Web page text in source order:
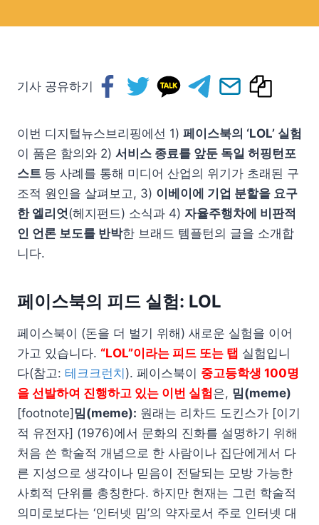
기사 공유하기
이번 디지털뉴스브리핑에선 1) 페이스북의 ‘LOL’ 실험
이 품은 함의와 2) 서비스 종료를 앞둔 독일 허핑턴포
스트 등 사례를 통해 미디어 산업의 위기가 초래된 구
조적 원인을 살펴보고, 3) 이베이에 기업 분할을 요구
한 엘리엇(헤지펀드) 소식과 4) 자율주행차에 비판적
인 언론 보도를 반박한 브래드 템플턴의 글을 소개합
니다.
페이스북의 피드 실험: LOL
페이스북이 (돈을 더 벌기 위해) 새로운 실험을 이어
가고 있습니다. “LOL”이라는 피드 또는 탭 실험입니
다(참고: 테크크런치 ). 페이스북이 중고등학생 100명
을 선발하여 진행하고 있는 이번 실험은, 밈(meme)
[footnote] 밈(meme): 원래는 리차드 도킨스가 [이기
적 유전자] (1976)에서 문화의 진화를 설명하기 위해
처음 쓴 학술적 개념으로 한 사람이나 집단에게서 다
른 지성으로 생각이나 믿음이 전달되는 모방 가능한
사회적 단위를 총칭한다. 하지만 현재는 그런 학술적
의미로보다는 ‘인터넷 밈’의 약자로서 주로 인터넷 대